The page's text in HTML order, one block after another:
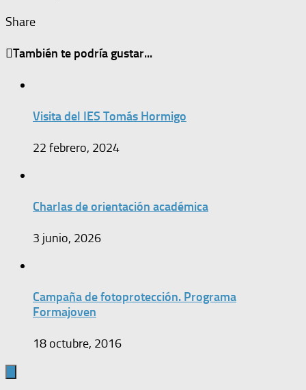
Share
También te podría gustar...
Visita del IES Tomás Hormigo
22 febrero, 2024
Charlas de orientación académica
3 junio, 2026
Campaña de fotoprotección. Programa
Formajoven
18 octubre, 2016